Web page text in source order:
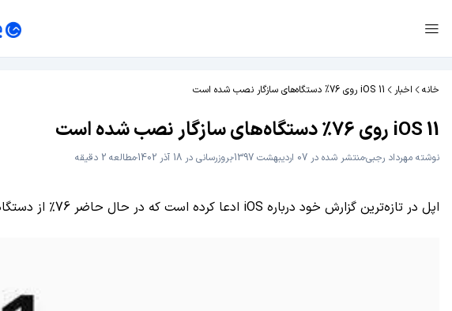
خانه اخبار iOS 11 روی 76% دستگاه‌های سازگار نصب شده است
iOS 11 روی 76% دستگاه‌های سازگار نصب شده است
نوشته مهرداد رجبیمنتشر شده در 07 اردیبهشت 1397 بروزرسانی در 18 آذر 1402
مطالعه 2 دقیقه
اپل در تازه‌ترین گزارش خود درباره iOS ادعا کرده است که در حال حاضر 76% از دستگاه‌های هوشمند iOS آن به iOS 11 مجهز شده‌اند.